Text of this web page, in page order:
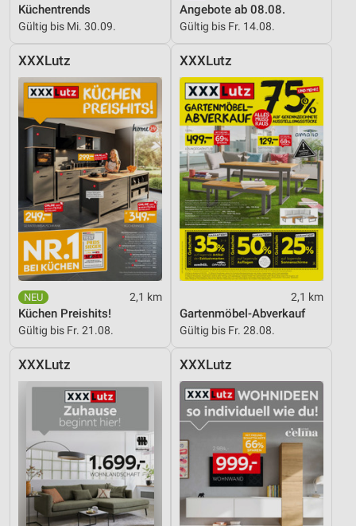
Küchentrends
Gültig bis Mi. 30.09.
Angebote ab 08.08.
Gültig bis Fr. 14.08.
XXXLutz
2,1 km
Küchen Preishits!
Gültig bis Fr. 21.08.
XXXLutz
2,1 km
Gartenmöbel-Abverkauf
Gültig bis Fr. 28.08.
XXXLutz XXXLutz